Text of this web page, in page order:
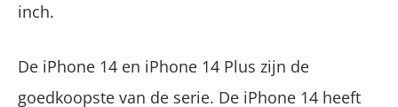
inch.
De iPhone 14 en iPhone 14 Plus zijn de
goedkoopste van de serie. De iPhone 14 heeft